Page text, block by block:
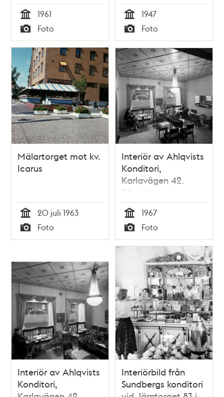
Tid
1961
Typ
Foto Tid
1947
Typ
Foto
Mälartorget mot kv.
Icarus
Tid
20 juli 1963
Typ
Foto
Interiör av Ahlqvists
Konditori,
Karlavägen 42.
Glastak
Tid
1967
Typ
Foto
Interiör av Ahlqvists
Konditori,
Interiörbild från
Sundbergs konditori